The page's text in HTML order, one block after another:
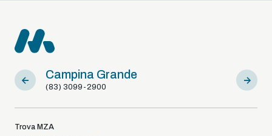
Campina Grande
(83) 3099-2900
Sousa
(83)
Trova MZA